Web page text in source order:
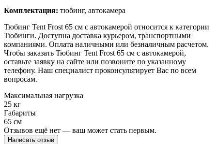
Комплектация: тюбинг, автокамера
Тюбинг Tent Frost 65 см с автокамерой относится к категории
Тюбинги. Доступна доставка курьером, транспортными
компаниями. Оплата наличными или безналичным расчетом.
Чтобы заказать Тюбинг Tent Frost 65 см с автокамерой,
оставьте заявку на сайте или позвоните по указанному
телефону. Наш специалист проконсультирует Вас по всем
вопросам.
Максимальная нагрузка
25 кг
Габариты
65 см
Отзывов ещё нет — ваш может стать первым.
Написать отзыв